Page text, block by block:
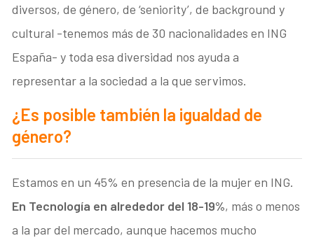
diversos, de género, de ‘seniority’, de background y
cultural -tenemos más de 30 nacionalidades en ING
España- y toda esa diversidad nos ayuda a
representar a la sociedad a la que servimos.
¿Es posible también la igualdad de
género?
Estamos en un 45% en presencia de la mujer en ING.
En Tecnología en alrededor del 18-19%, más o menos
a la par del mercado, aunque hacemos mucho